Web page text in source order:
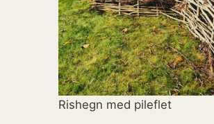
Rishegn med pileflet